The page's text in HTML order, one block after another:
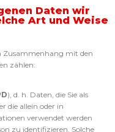
Daten wir
Art und Weise
Zusammenhang mit den
zählen:
), d. h. Daten, die Sie als
die allein oder in
verwendet werden
zu identifizieren. Solche